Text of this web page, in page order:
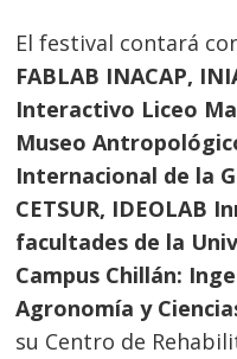
El festival contará
FABLAB INACAP,
Interactivo Liceo
Museo
Internacional de la
CETSUR, IDEOLAB
facultades de la
Campus Chillán:
Agronomía y
su Centro de